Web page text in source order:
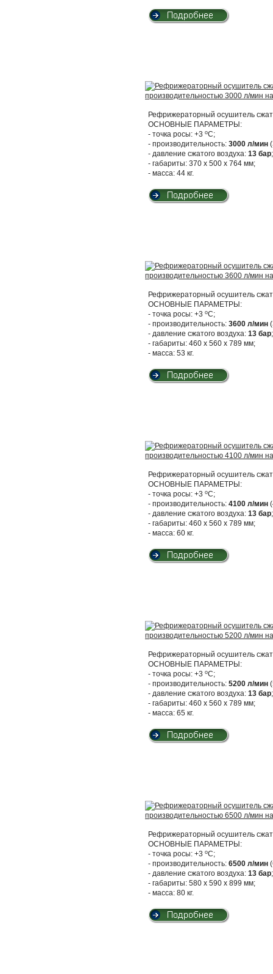
Рефрижераторный осушитель
ОСНОВНЫЕ ПАРАМЕТРЫ:
- точка росы: +3 оС;
- производительность: 3000 л/мин
- давление сжатого воздуха: 13 бар;
- габариты: 370 х 500 х 764 мм;
- масса: 44 кг.
Рефрижераторный осушитель
ОСНОВНЫЕ ПАРАМЕТРЫ:
- точка росы: +3 оС;
- производительность: 3600 л/мин
- давление сжатого воздуха: 13 бар;
- габариты: 460 х 560 х 789 мм;
- масса: 53 кг.
Рефрижераторный осушитель
ОСНОВНЫЕ ПАРАМЕТРЫ:
- точка росы: +3 оС;
- производительность: 4100 л/мин
- давление сжатого воздуха: 13 бар;
- габариты: 460 х 560 х 789 мм;
- масса: 60 кг.
Рефрижераторный осушитель
ОСНОВНЫЕ ПАРАМЕТРЫ:
- точка росы: +3 оС;
- производительность: 5200 л/мин
- давление сжатого воздуха: 13 бар;
- габариты: 460 х 560 х 789 мм;
- масса: 65 кг.
Рефрижераторный осушитель
ОСНОВНЫЕ ПАРАМЕТРЫ:
- точка росы: +3 оС;
- производительность: 6500 л/мин
- давление сжатого воздуха: 13 бар;
- габариты: 580 х 590 х 899 мм;
- масса: 80 кг.